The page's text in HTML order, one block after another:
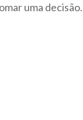
uma decisão.